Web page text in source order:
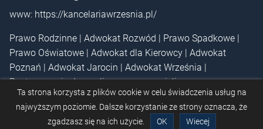
Ta strona korzysta z plików cookie w celu świadczenia usług na
najwyższym poziomie. Dalsze korzystanie ze strony oznacza, że
zgadzasz się na ich użycie.
OK Wiecej
www: https://kancelariawrzesnia.pl/
Prawo Rodzinne | Adwokat Rozwód | Prawo Spadkowe |
Prawo Oświatowe | Adwokat dla Kierowcy | Adwokat
Poznań | Adwokat Jarocin | Adwokat Września |
Postępowanie dyscyplinarne nauczycieli
© 2024 Kowalak Jędrzejewska Konrady i Partnerzy Adwokaci i
Radcowie Prawni |Polityka prywatności Regulamin szkoleń